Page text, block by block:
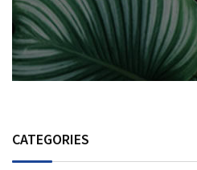
CATEGORIES